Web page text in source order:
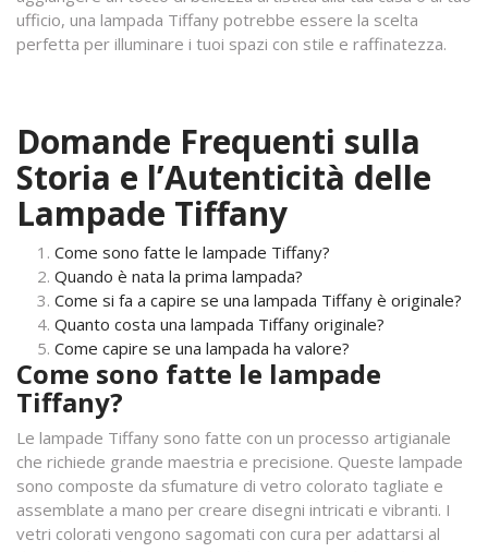
ufficio, una lampada Tiffany potrebbe essere la scelta
perfetta per illuminare i tuoi spazi con stile e raffinatezza.
Domande Frequenti sulla
Storia e l’Autenticità delle
Lampade Tiffany
Come sono fatte le lampade Tiffany?
Quando è nata la prima lampada?
Come si fa a capire se una lampada Tiffany è originale?
Quanto costa una lampada Tiffany originale?
Come capire se una lampada ha valore?
Come sono fatte le lampade
Tiffany?
Le lampade Tiffany sono fatte con un processo artigianale
che richiede grande maestria e precisione. Queste lampade
sono composte da sfumature di vetro colorato tagliate e
assemblate a mano per creare disegni intricati e vibranti. I
vetri colorati vengono sagomati con cura per adattarsi al